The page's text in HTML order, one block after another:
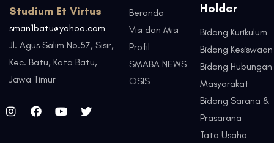
Studium Et Virtus
sman1batu@yahoo.com
Jl. Agus Salim No.57, Sisir,
Kec. Batu, Kota Batu,
Jawa Timur
Beranda
Visi dan Misi
Profil
SMABA NEWS
OSIS
Holder
Bidang Kurikulum
Bidang Kesiswaan
Bidang Hubungan
Masyarakat
Bidang Sarana &
Prasarana
Tata Usaha